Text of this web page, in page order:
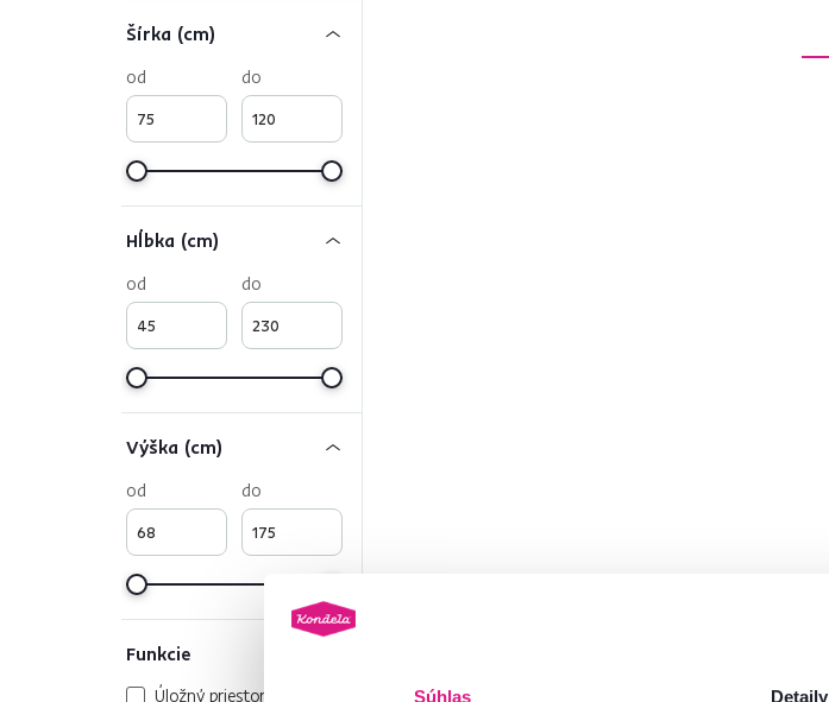
Súhlas Detaily
Šírka (cm)
od
do
Hĺbka (cm)
od
do
Výška (cm)
od
do
Funkcie
Úložný priestor